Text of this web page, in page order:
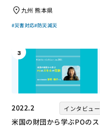
九州 熊本県
#災害対応#防災減災
3
2022.2 インタビュー
米国の財団から学ぶPOのス